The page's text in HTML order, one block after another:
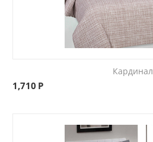
Кардинал
1,710 Р